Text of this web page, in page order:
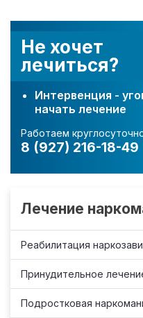
Не хочет
лечиться?
Интервенция -
начать лечение
Работаем
8 (927) 216-18-49
Лечение
Реабилитация
Принудительное
Подростковая